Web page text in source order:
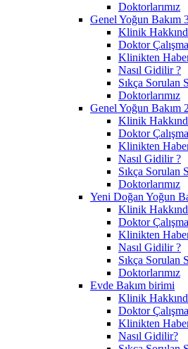
Doktorlarımız
Genel Yoğun Bakım
Klinik
Doktor
Klinikten
Nasıl Gidilir ?
Sıkça Sorulan
Doktorlarımız
Genel Yoğun Bakım
Klinik
Doktor
Klinikten
Nasıl Gidilir ?
Sıkça Sorulan
Doktorlarımız
Yeni Doğan Yoğun
Klinik
Doktor
Klinikten
Nasıl Gidilir ?
Sıkça Sorulan
Doktorlarımız
Evde Bakım birimi
Klinik
Doktor
Klinikten
Nasıl Gidilir?